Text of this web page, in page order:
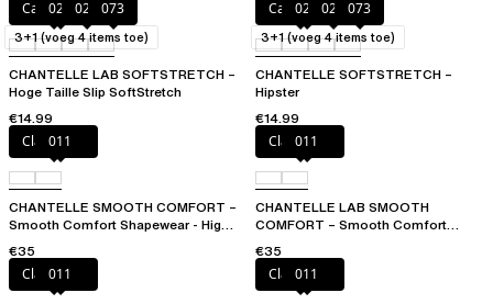
Capuccino
020 023 073
CHANTELLE LAB SOFTSTRETCH –
Hoge Taille Slip SoftStretch
€14.99
3+1 (voeg 4 items toe)
Capuccino
020 02E 073
CHANTELLE SOFTSTRETCH –
Hipster
€14.99
3+1 (voeg 4 items toe)
Clay Nude
011
CHANTELLE SMOOTH COMFORT –
Smooth Comfort Shapewear - High
€35
Clay Nude
011
CHANTELLE LAB SMOOTH
COMFORT – Smooth Comfort
€35
Clay Nude
011 Clay Nude
011